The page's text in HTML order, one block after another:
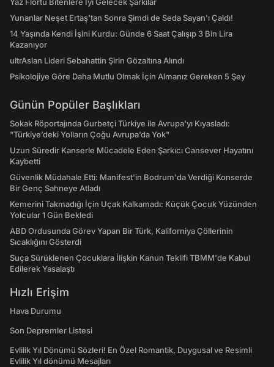
Yaz Flörtü Bitenlere İyi Gelecek Şarkılar
Yunanlar Neşet Ertaş'tan Sonra Şimdi de Seda Sayan'ı Çaldı!
14 Yaşında Kendi İşini Kurdu: Günde 6 Saat Çalışıp 3 Bin Lira
Kazanıyor
ultrAslan Lideri Sebahattin Şirin Gözaltına Alındı
Psikolojiye Göre Daha Mutlu Olmak İçin Almanız Gereken 5 Şey
Günün Popüler Başlıkları
Sokak Röportajında Gurbetçi Türkiye ile Avrupa'yı Kıyasladı:
"Türkiye’deki Yolların Çoğu Avrupa’da Yok"
Uzun Süredir Kanserle Mücadele Eden Şarkıcı Cansever Hayatını
Kaybetti
Güvenlik Müdahale Etti: Manifest'in Bodrum'da Verdiği Konserde
Bir Genç Sahneye Atladı
Kemerini Takmadığı İçin Uçak Kalkamadı: Küçük Çocuk Yüzünden
Yolcular 1 Gün Bekledi
ABD Ordusunda Görev Yapan Bir Türk, Kaliforniya Çöllerinin
Sıcaklığını Gösterdi
Suça Sürüklenen Çocuklara İlişkin Kanun Teklifi TBMM'de Kabul
Edilerek Yasalaştı
Hızlı Erişim
Hava Durumu
Son Depremler Listesi
Evlilik Yıl Dönümü Sözleri! En Özel Romantik, Duygusal ve Resimli
Evlilik Yıl dönümü Mesajları